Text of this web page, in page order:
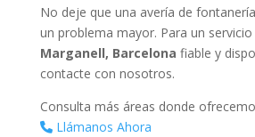
No deje que una avería de
un problema mayor. Para un servicio
Marganell, Barcelona fiable y
contacte con nosotros.
Consulta más áreas donde
Llámanos Ahora